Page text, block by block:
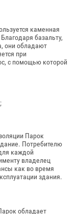
каменная
базальту,
они обладают
при
с помощью которой
Парок
Потребителю
каждой
владелец
как во время
здания.
обладает